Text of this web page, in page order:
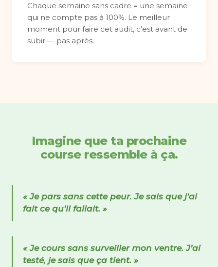
Chaque semaine sans cadre = une semaine
qui ne compte pas à 100%. Le meilleur
moment pour faire cet audit, c’est avant de
subir — pas après.
Imagine que ta prochaine
course ressemble à ça.
« Je pars sans cette peur. Je sais que j’ai
fait ce qu’il fallait. »
« Je cours sans surveiller mon ventre. J’ai
testé, je sais que ça tient. »